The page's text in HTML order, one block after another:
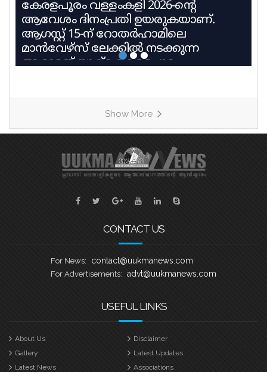
കേരളപൂരം വള്ളംകളി 2026-ന്റെ
ആവേശം ദിനംപ്രതി ഉയരുകയാണ്.
ആഗസ്റ്റ് 15-ന് റോതർഹാമിലെ
മാൻവേഴ്സ് ലേക്കിൽ നടക്കുന്ന
ആറാമത് യുക്മ കേരളപൂരം
അവസാനഘട്ടത്തിലാണ്. കേരളത്തിലെ
ചുണ്ടൻവള്ളം പാരമ്പര്യം
നിലനിർത്തിക്കൊണ്ട്, യുകെയിലെ
വിവിധ ബോട്ട് ക്ലബ്ബുകളെ
പ്രതിനിധീകരിക്കുന്ന ടീമുകൾ കുട്ടനാടൻ
വള്ളങ്ങളിലാണ് മത്സരിക്കുന്നത്. ഓരോ
Show More
CONTACT US
For News: contact@uukmanews.com
For Advertisements: advt@uukmanews.com
USEFUL LINKS
About Us
Disclaimer
Gallery
Latest Updates
Latest News
Associations